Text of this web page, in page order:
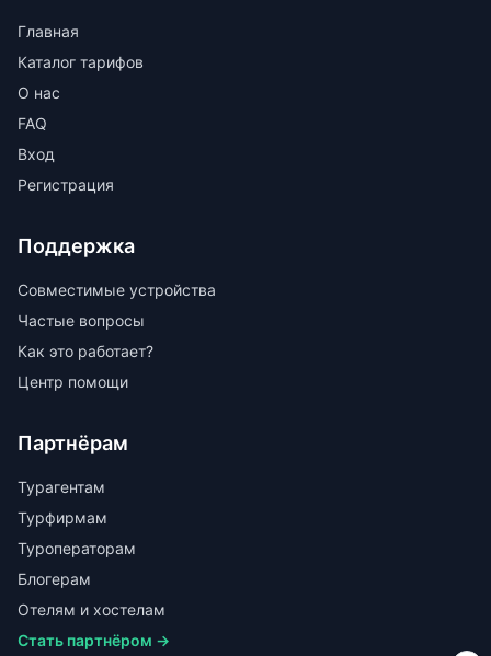
Главная
Каталог тарифов
О нас
FAQ
Вход
Регистрация
Поддержка
Совместимые устройства
Частые вопросы
Как это работает?
Центр помощи
Партнёрам
Турагентам
Турфирмам
Туроператорам
Блогерам
Отелям и хостелам
Стать партнёром →